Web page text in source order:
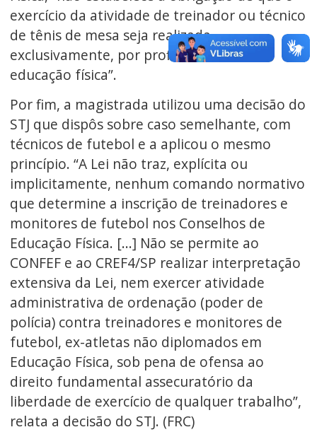
exercício da atividade de treinador ou técnico
de tênis de mesa seja realizada,
exclusivamente, por profissionais de
educação física”.
Por fim, a magistrada utilizou uma decisão do
STJ que dispôs sobre caso semelhante, com
técnicos de futebol e a aplicou o mesmo
princípio. “A Lei não traz, explícita ou
implicitamente, nenhum comando normativo
que determine a inscrição de treinadores e
monitores de futebol nos Conselhos de
Educação Física. [...] Não se permite ao
CONFEF e ao CREF4/SP realizar interpretação
extensiva da Lei, nem exercer atividade
administrativa de ordenação (poder de
polícia) contra treinadores e monitores de
futebol, ex-atletas não diplomados em
Educação Física, sob pena de ofensa ao
direito fundamental assecuratório da
liberdade de exercício de qualquer trabalho”,
relata a decisão do STJ. (FRC)